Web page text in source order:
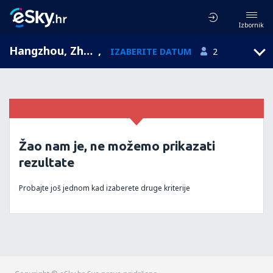
Izbornik
Hangzhou, Zhejiang, Kina , IZABERITE DATUM 2
Žao nam je, ne možemo prikazati
rezultate
Probajte još jednom kad izaberete druge kriterije